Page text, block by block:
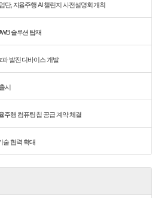
단, 자율주행 AI 챌린지 사전설명회 개최
솔루션 탑재
파 발진 디바이스 개발
시
주행 컴퓨팅 칩 공급 계약 체결
술 협력 확대